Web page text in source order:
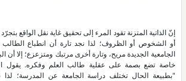
إنّ الذاتية المتزنة تقود المرء إلى تحقيق غاية نقل الواقع
أو الشخوص أو الظروف؛ لذا نجد تارة أن انطباع
الجامعية الجديدة مريح، وتارة أخرى مرتبك ومتزعزع؛ إلا أن
خاصة تضع بصمة على عقلية طالب العلم وفكره. يقول
"بطبيعة الحال تختلف دراسة الجامعة عن المدرسة؛ لذا